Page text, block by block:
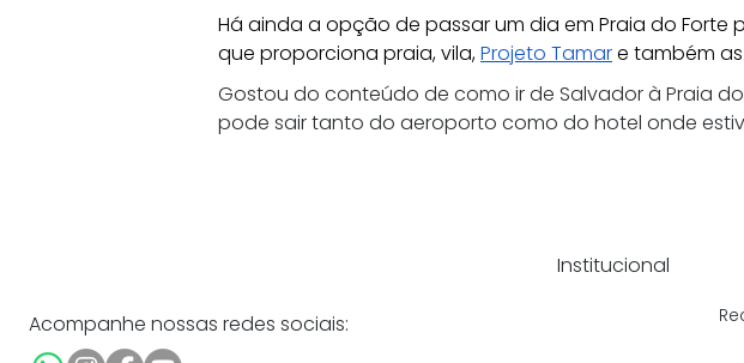
Há ainda a opção de passar um dia em Praia do
que proporciona praia, vila, Projeto Tamar e também
Gostou do conteúdo de como ir de Salvador à Praia do
pode sair tanto do aeroporto como do hotel onde
Acompanhe nossas redes sociais:
Institucional